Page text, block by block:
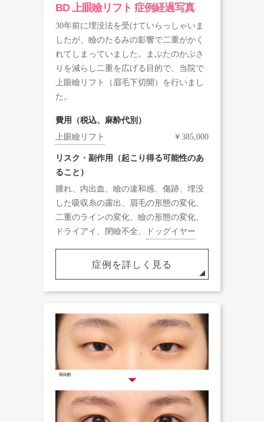
BD 上眼瞼リフト 症例経過写真
30年前に埋没法を受けていらっしゃいま
したが、瞼のたるみの影響で二重がかく
れてしまっていました。まぶたのかぶさ
りを減らし二重を広げる目的で、当院で
上眼瞼リフト（眉毛下切開）を行いまし
た。
費用（税込、麻酔代別）
上眼瞼リフト ￥385,000
リスク・副作用（起こり得る可能性のあ
ること）
腫れ、内出血、瞼の違和感、傷跡、埋没
した吸収糸の露出、眉毛の形態の変化、
二重のラインの変化、瞼の形態の変化、
ドライアイ、閉瞼不全、
ドッグイヤー
症例を詳しく見る